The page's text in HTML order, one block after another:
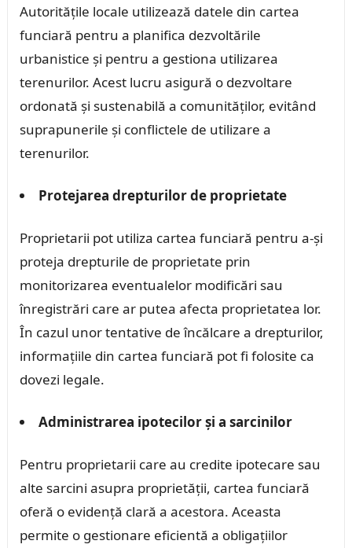
Autoritățile locale utilizează datele din cartea
funciară pentru a planifica dezvoltările
urbanistice și pentru a gestiona utilizarea
terenurilor. Acest lucru asigură o dezvoltare
ordonată și sustenabilă a comunităților, evitând
suprapunerile și conflictele de utilizare a
terenurilor.
Protejarea drepturilor de proprietate
Proprietarii pot utiliza cartea funciară pentru a-și
proteja drepturile de proprietate prin
monitorizarea eventualelor modificări sau
înregistrări care ar putea afecta proprietatea lor.
În cazul unor tentative de încălcare a drepturilor,
informațiile din cartea funciară pot fi folosite ca
dovezi legale.
Administrarea ipotecilor și a sarcinilor
Pentru proprietarii care au credite ipotecare sau
alte sarcini asupra proprietății, cartea funciară
oferă o evidență clară a acestora. Aceasta
permite o gestionare eficientă a obligațiilor